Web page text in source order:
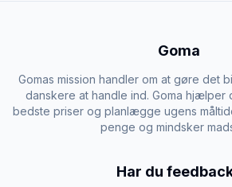
Goma
Gomas mission handler om at gøre det
danskere at handle ind. Goma hjælper
bedste priser og planlægge ugens
penge og mindsker
Har du